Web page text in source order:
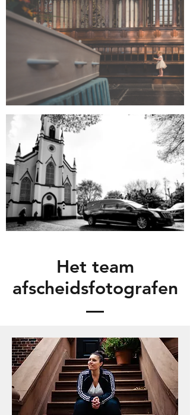
Het team
afscheidsfotografen